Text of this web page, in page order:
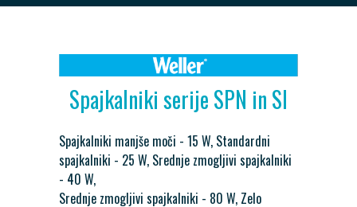
Spajkalniki serije SPN in SI
Spajkalniki manjše moči - 15 W, Standardni
spajkalniki - 25 W, Srednje zmogljivi spajkalniki
- 40 W,
Srednje zmogljivi spajkalniki - 80 W, Zelo